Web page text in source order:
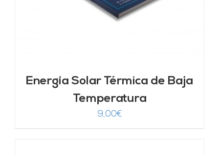
Energía Solar Térmica de Baja
Temperatura
9,00€